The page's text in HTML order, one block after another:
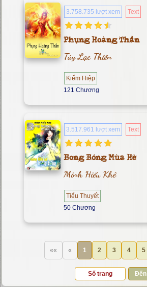
3.758.735 lượt xem Text
Phụng Hoàng Thần
Túy Lạc Thiên
Kiếm Hiệp
121 Chương
3.517.961 lượt xem Text
Bong Bóng Mùa Hè
Minh Hiểu Khê
Tiểu Thuyết
50 Chương
«« « 1 2 3 4 5
Đến